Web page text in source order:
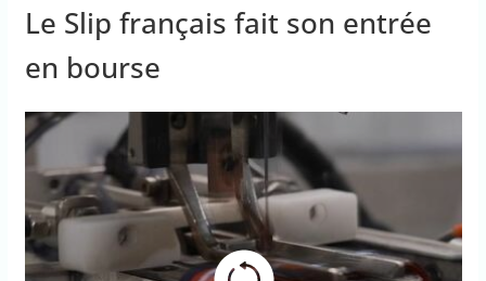
Le Slip français fait son entrée
en bourse